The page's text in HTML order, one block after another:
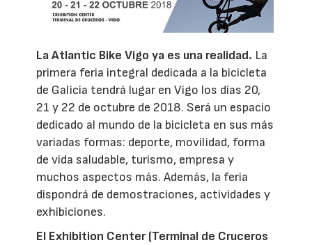
La Atlantic Bike Vigo ya es una realidad. La
primera feria integral dedicada a la bicicleta
de Galicia tendrá lugar en Vigo los días 20,
21 y 22 de octubre de 2018. Será un espacio
dedicado al mundo de la bicicleta en sus más
variadas formas: deporte, movilidad, forma
de vida saludable, turismo, empresa y
muchos aspectos más. Además, la feria
dispondrá de demostraciones, actividades y
exhibiciones.
El Exhibition Center (Terminal de Cruceros